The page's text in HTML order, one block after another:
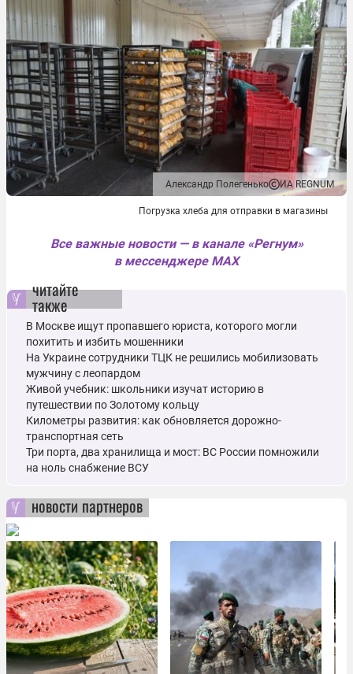
Александр Полегенько ИА REGNUM
Погрузка хлеба для отправки в магазины
Все важные новости — в канале «Регнум»
в мессенджере MAX
читайте
также
В Москве ищут пропавшего юриста, которого могли
похитить и избить мошенники
На Украине сотрудники ТЦК не решились мобилизовать
мужчину с леопардом
Живой учебник: школьники изучат историю в
путешествии по Золотому кольцу
Километры развития: как обновляется дорожно-
транспортная сеть
Три порта, два хранилища и мост: ВС России помножили
на ноль снабжение ВСУ
новости партнеров